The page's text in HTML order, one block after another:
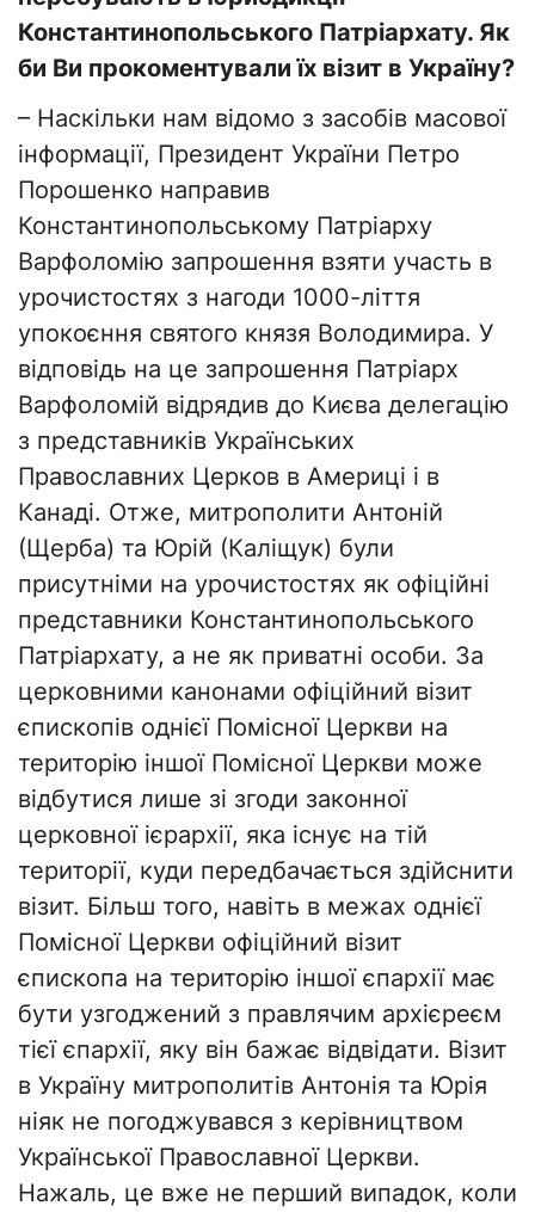
Константинопольського Патріархату. Як
би Ви прокоментували їх візит в Україну?
– Наскільки нам відомо з засобів масової
інформації, Президент України Петро
Порошенко направив
Константинопольському Патріарху
Варфоломію запрошення взяти участь в
урочистостях з нагоди 1000-ліття
упокоєння святого князя Володимира. У
відповідь на це запрошення Патріарх
Варфоломій відрядив до Києва делегацію
з представників Українських
Православних Церков в Америці і в
Канаді. Отже, митрополити Антоній
(Щерба) та Юрій (Каліщук) були
присутніми на урочистостях як офіційні
представники Константинопольського
Патріархату, а не як приватні особи. За
церковними канонами офіційний візит
єпископів однієї Помісної Церкви на
територію іншої Помісної Церкви може
відбутися лише зі згоди законної
церковної ієрархії, яка існує на тій
території, куди передбачається здійснити
візит. Більш того, навіть в межах однієї
Помісної Церкви офіційний візит
єпископа на територію іншої єпархії має
бути узгоджений з правлячим архієреєм
тієї єпархії, яку він бажає відвідати. Візит
в Україну митрополитів Антонія та Юрія
ніяк не погоджувався з керівництвом
Української Православної Церкви.
Нажаль, це вже не перший випадок, коли